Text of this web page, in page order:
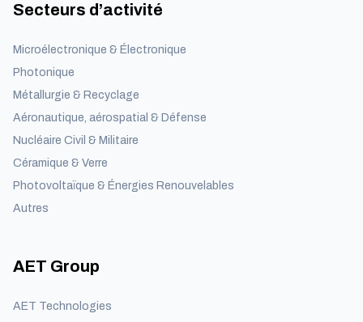
Secteurs d’activité
Microélectronique & Électronique
Photonique
Métallurgie & Recyclage
Aéronautique, aérospatial & Défense
Nucléaire Civil & Militaire
Céramique & Verre
Photovoltaïque & Énergies Renouvelables
Autres
AET Group
AET Technologies